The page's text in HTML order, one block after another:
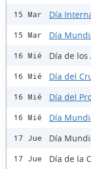
15 Mar Día
15 Mar Día
16 Mié Día de
16 Mié Día del
16 Mié Día del
16 Mié Día
17 Jue Día
17 Jue Día de la